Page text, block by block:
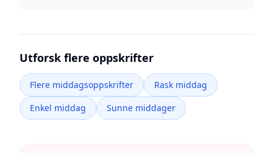
Utforsk flere oppskrifter
Flere middagsoppskrifter
Rask middag
Enkel middag
Sunne middager